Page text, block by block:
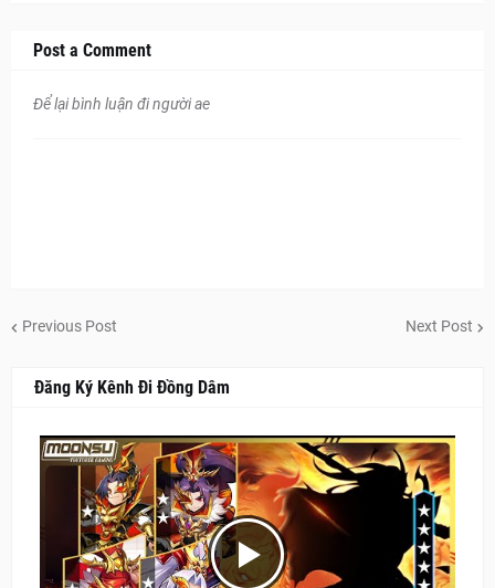
Post a Comment
Để lại bình luận đi người ae
Previous Post Next Post
Đăng Ký Kênh Đi Đồng Dâm